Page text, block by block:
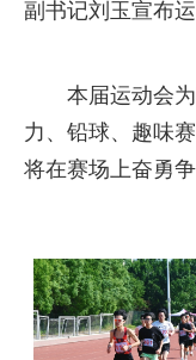
副书记刘玉宣布
本届运动会
力、铅球、趣味
将在赛场上奋勇